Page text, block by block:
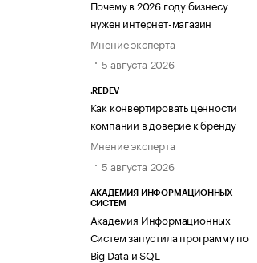
Почему в 2026 году бизнесу
нужен интернет-магазин
Мнение эксперта
5 августа 2026
.REDEV
Как конвертировать ценности
компании в доверие к бренду
Мнение эксперта
5 августа 2026
АКАДЕМИЯ ИНФОРМАЦИОННЫХ
СИСТЕМ
Академия Информационных
Систем запустила программу по
Big Data и SQL